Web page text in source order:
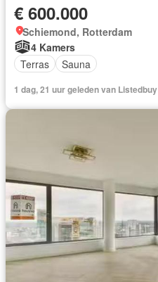
€ 600.000
Schiemond, Rotterdam
4 Kamers
Terras
Sauna
1 dag, 21 uur geleden van Listedbuy